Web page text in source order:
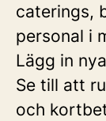
caterings,
personal i
Lägg in
Se till att
och